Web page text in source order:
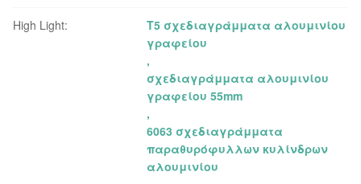
High Light:
T5 σχεδιαγράμματα αλουμινίου
γραφείου
,
σχεδιαγράμματα αλουμινίου
γραφείου 55mm
,
6063 σχεδιαγράμματα
παραθυρόφυλλων κυλίνδρων
αλουμινίου